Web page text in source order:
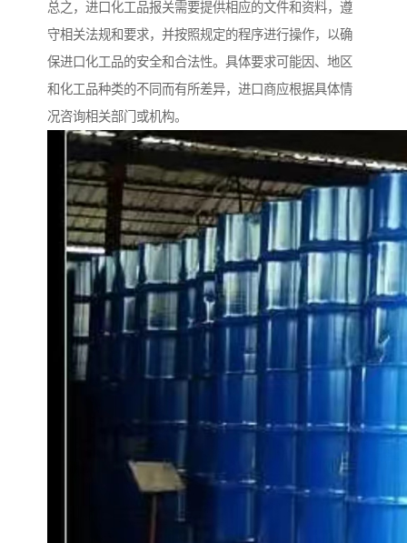
总之，进口化工品报关需要提供相应的文件和资料，遵
守相关法规和要求，并按照规定的程序进行操作，以确
保进口化工品的安全和合法性。具体要求可能因、地区
和化工品种类的不同而有所差异，进口商应根据具体情
况咨询相关部门或机构。